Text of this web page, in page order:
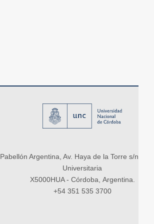
Pabellón Argentina, Av. Haya de la Torre s/n,
Universitaria
X5000HUA - Córdoba, Argentina.
+54 351 535 3700